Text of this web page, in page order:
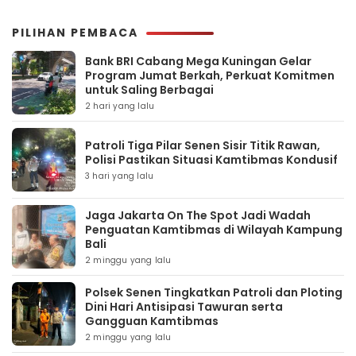
PILIHAN PEMBACA
Bank BRI Cabang Mega Kuningan Gelar
Program Jumat Berkah, Perkuat Komitmen
untuk Saling Berbagai
2 hari yang lalu
Patroli Tiga Pilar Senen Sisir Titik Rawan,
Polisi Pastikan Situasi Kamtibmas Kondusif
3 hari yang lalu
Jaga Jakarta On The Spot Jadi Wadah
Penguatan Kamtibmas di Wilayah Kampung
Bali
2 minggu yang lalu
Polsek Senen Tingkatkan Patroli dan Ploting
Dini Hari Antisipasi Tawuran serta
Gangguan Kamtibmas
2 minggu yang lalu